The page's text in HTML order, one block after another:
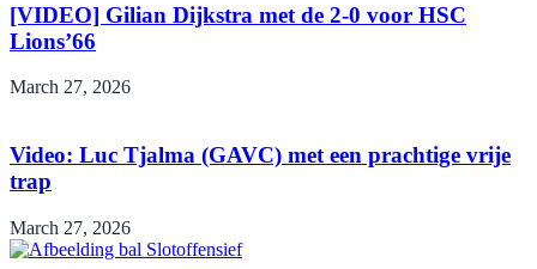
[VIDEO] Gilian Dijkstra met de 2-0 voor HSC
Lions’66
March 27, 2026
Video: Luc Tjalma (GAVC) met een prachtige vrije
trap
March 27, 2026